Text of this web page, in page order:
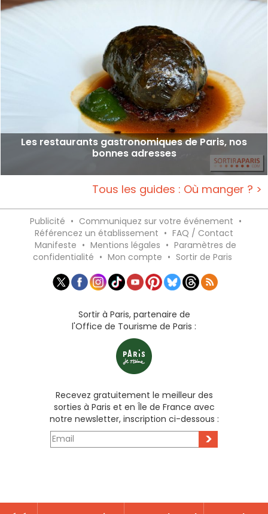
Les restaurants gastronomiques de Paris, nos
bonnes adresses
Tous les guides : Où manger ? >
Publicité • Communiquez sur votre événement •
Référencez un établissement • FAQ / Contact
Manifeste • Mentions légales • Paramètres de
confidentialité • Mon compte • Sortir de Paris
Sortir à Paris, partenaire de
l'Office de Tourisme de Paris :
Recevez gratuitement le meilleur des
sorties à Paris et en Île de France avec
notre newsletter, inscription ci-dessous :
>